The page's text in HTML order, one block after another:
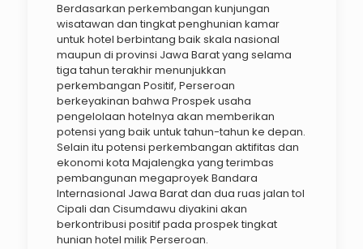
Berdasarkan perkembangan kunjungan
wisatawan dan tingkat penghunian kamar
untuk hotel berbintang baik skala nasional
maupun di provinsi Jawa Barat yang selama
tiga tahun terakhir menunjukkan
perkembangan Positif, Perseroan
berkeyakinan bahwa Prospek usaha
pengelolaan hotelnya akan memberikan
potensi yang baik untuk tahun-tahun ke depan.
Selain itu potensi perkembangan aktifitas dan
ekonomi kota Majalengka yang terimbas
pembangunan megaproyek Bandara
Internasional Jawa Barat dan dua ruas jalan tol
Cipali dan Cisumdawu diyakini akan
berkontribusi positif pada prospek tingkat
hunian hotel milik Perseroan.